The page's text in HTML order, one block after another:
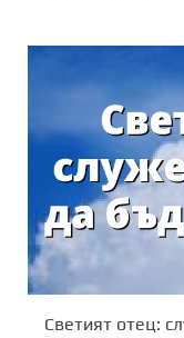
Светият отец: